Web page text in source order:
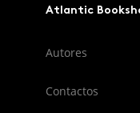
Atlantic
Autores
Contactos